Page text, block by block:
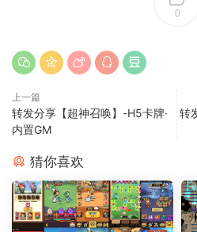
0
上一篇
转发分享【超神召唤】-H5卡牌·
内置GM
转
猜你喜欢